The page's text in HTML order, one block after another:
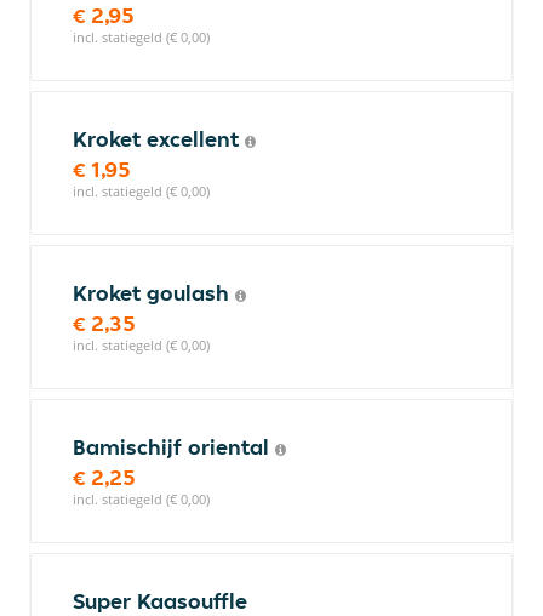
€ 2,95
incl. statiegeld (€ 0,00)
Kroket excellent
€ 1,95
incl. statiegeld (€ 0,00)
Kroket goulash
€ 2,35
incl. statiegeld (€ 0,00)
Bamischijf oriental
€ 2,25
incl. statiegeld (€ 0,00)
Super Kaasouffle